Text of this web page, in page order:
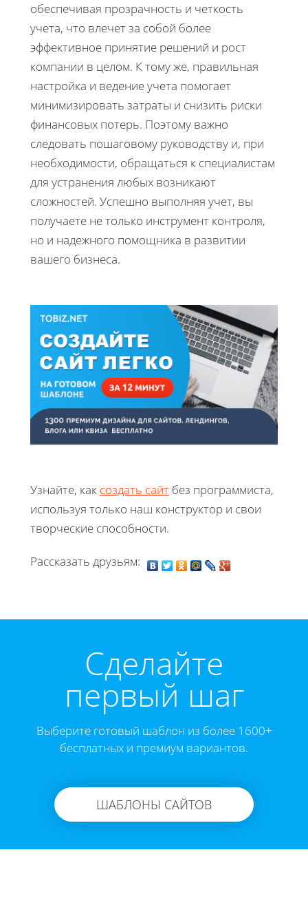
обеспечивая прозрачность и четкость
учета, что влечет за собой более
эффективное принятие решений и рост
компании в целом. К тому же, правильная
настройка и ведение учета помогает
минимизировать затраты и снизить риски
финансовых потерь. Поэтому важно
следовать пошаговому руководству и, при
необходимости, обращаться к специалистам
для устранения любых возникают
сложностей. Успешно выполняя учет, вы
получаете не только инструмент контроля,
но и надежного помощника в развитии
вашего бизнеса.
Узнайте, как создать сайт без программиста,
используя только наш конструктор и свои
творческие способности.
Рассказать друзьям:
Cделайте
первый шаг
Выберите готовый шаблон из более 1600+
бесплатных и премиум вариантов.
ШАБЛОНЫ САЙТОВ